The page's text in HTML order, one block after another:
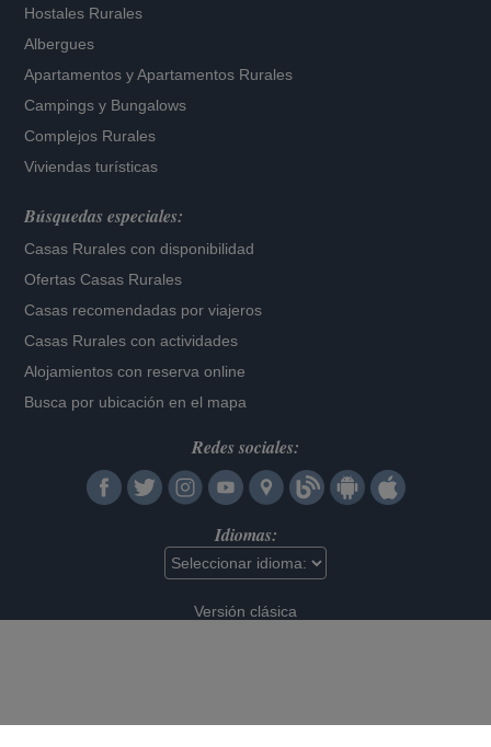
Hostales Rurales
Albergues
Apartamentos yApartamentos Rurales
Campings y Bungalows
Complejos Rurales
Viviendas turísticas
Búsquedas especiales:
Casas Rurales con disponibilidad
Ofertas Casas Rurales
Casas recomendadas por viajeros
Casas Rurales con actividades
Alojamientos con reserva online
Busca por ubicación en el mapa
Redes sociales:
Idiomas:
Versión clásica